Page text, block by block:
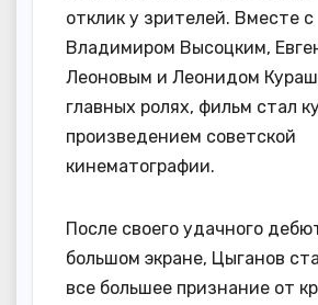
отклик у зрителей. Вместе с
Владимиром Высоцким,
Леоновым и Леонидом
главных ролях, фильм стал
произведением советской
кинематографии.
После своего удачного
большом экране, Цыганов
все большее признание от